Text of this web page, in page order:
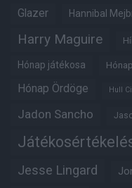
Glazer Hannibal
Harry Maguire
Hónap játékosa
Hónap Ördöge Hull
Jadon Sancho
Jesse Lingard